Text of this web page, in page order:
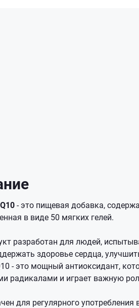
- это пищевая добавка,
в виде 50 мягких гелей.
разработан для людей,
здоровье сердца,
- это мощный антиоксидант,
радикалами и играет важную
для регулярного